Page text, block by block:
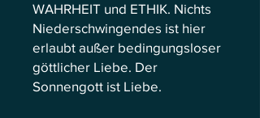
WAHRHEIT und ETHIK. Nichts
Niederschwingendes ist hier
erlaubt außer bedingungsloser
göttlicher Liebe. Der
Sonnengott ist Liebe.